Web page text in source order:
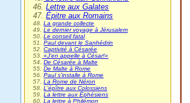
46.Lettre aux Galates
47.Épitre aux Romains
48.La grande collecte
49.Le dernier voyage à Jérusalem
50.Le conseil fatal
51.Paul devant le Sanhédrin
52.Captivité à Césarée
53. «J’en appelle à César!»
54.De Césarée à Malte
55.De Malte à Rome
56.Paul s'installe à Rome
57.La Rome de Néron
58.L'épître aux Colossiens
59.La lettre aux Éphésiens
60.La lettre à Philémon